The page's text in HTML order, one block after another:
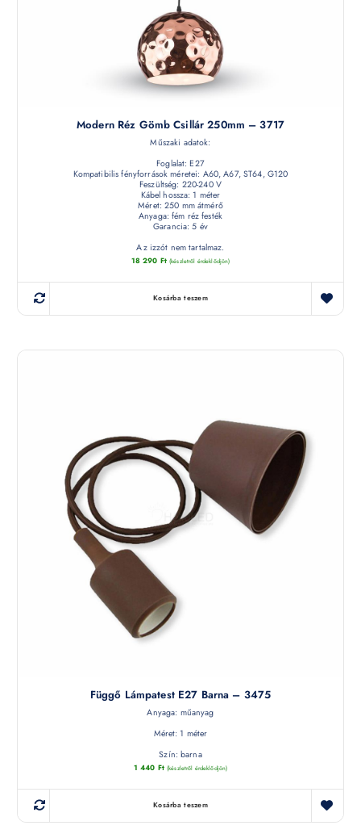
Modern Réz Gömb Csillár 250mm – 3717
Műszaki adatok:
Foglalat: E27
Kompatibilis fényforrások méretei: A60, A67, ST64, G120
Feszültség: 220-240 V
Kábel hossza: 1 méter
Méret: 250 mm átmérő
Anyaga: fém réz festék
Garancia: 5 év
Az izzót nem tartalmaz.
18 290 Ft (készletről érdeklődjön)
Kosárba teszem
Függő Lámpatest E27 Barna – 3475
Anyaga: műanyag
Méret: 1 méter
Szín: barna
1 440 Ft (készletről érdeklődjön)
Kosárba teszem